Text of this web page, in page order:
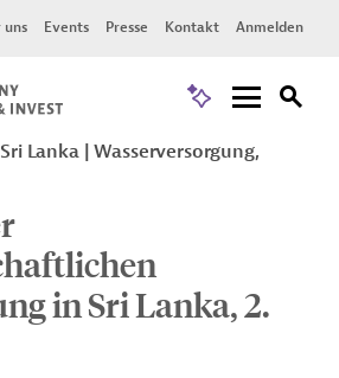
uns Events Presse Kontakt Anmelden
Sri Lanka
Wasserversorgung,
in Sri Lanka, 2.